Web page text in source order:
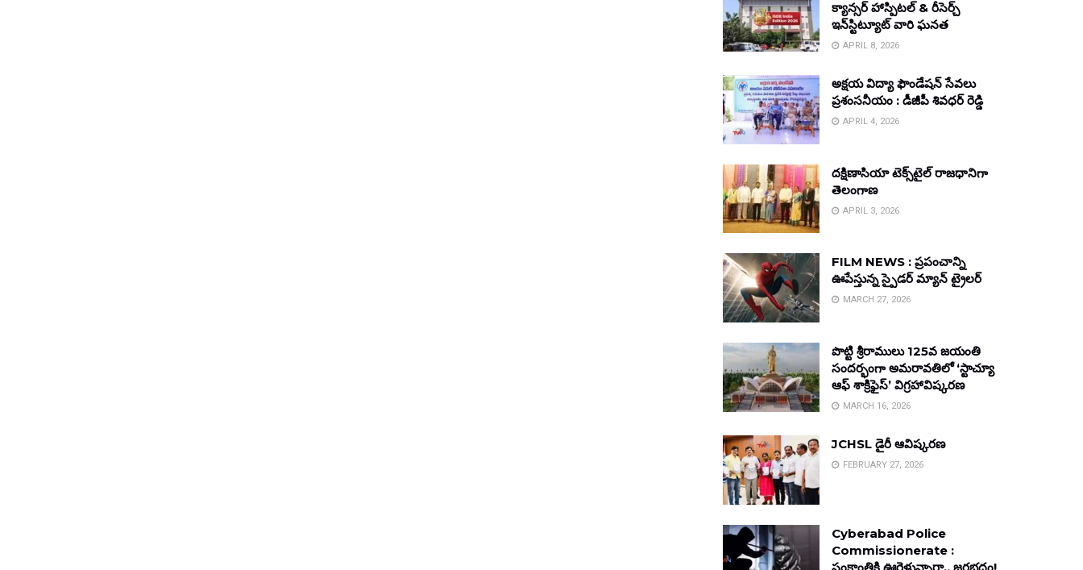
క్యాన్సర్ హాస్పిటల్ & రీసెర్చ్
ఇన్‌స్టిట్యూట్ వారి ఘనత
APRIL 8, 2026
అక్షయ విద్యా ఫౌండేషన్ సేవలు
ప్రశంసనీయం : డీజీపీ శివధర్ రెడ్డి
APRIL 4, 2026
దక్షిణాసియా టెక్స్‌టైల్ రాజధానిగా
తెలంగాణ
APRIL 3, 2026
FILM NEWS : ప్రపంచాన్ని
ఊపేస్తున్న స్పైడర్ మ్యాన్ ట్రైలర్
MARCH 27, 2026
పొట్టి శ్రీరాములు 125వ జయంతి
సందర్భంగా అమరావతిలో ‘స్టాచ్యూ
ఆఫ్ శాక్రిఫైస్’ విగ్రహావిష్కరణ
MARCH 16, 2026
JCHSL డైరీ ఆవిష్కరణ
FEBRUARY 27, 2026
Cyberabad Police
Commissionerate :